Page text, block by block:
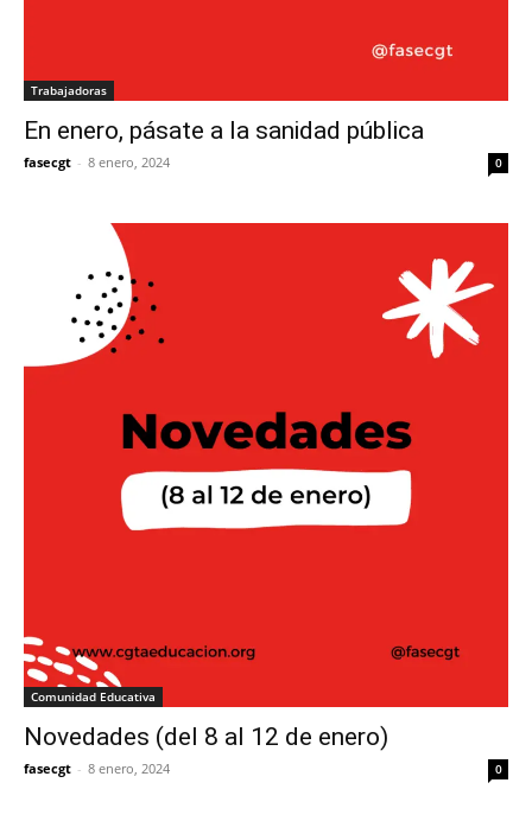
Trabajadoras
En enero, pásate a la sanidad pública
fasecgt - 8 enero, 2024 0
Comunidad Educativa
Novedades (del 8 al 12 de enero)
fasecgt - 8 enero, 2024 0